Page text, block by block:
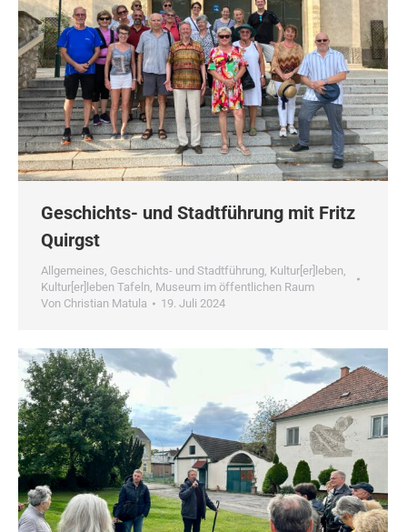
Geschichts- und Stadtführung mit Fritz
Quirgst
Allgemeines Geschichts- und Stadtführung Kultur[er]leben
Kultur[er]leben Tafeln Museum im öffentlichen Raum
Von Christian Matula 19. Juli 2024